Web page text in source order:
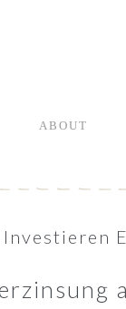
ABOUT